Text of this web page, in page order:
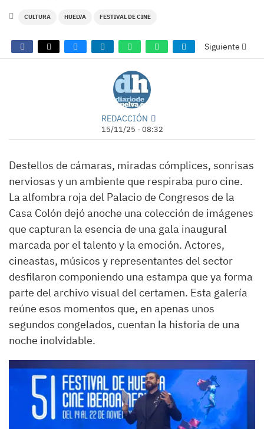
CULTURA HUELVA FESTIVAL DE CINE
Siguiente
REDACCIÓN
15/11/25 - 08:32
Destellos de cámaras, miradas cómplices, sonrisas
nerviosas y un ambiente que respiraba puro cine.
La alfombra roja del Palacio de Congresos de la
Casa Colón dejó anoche una colección de imágenes
que capturan la esencia de una gala inaugural
marcada por el talento y la emoción. Actores,
cineastas, músicos y representantes del sector
desfilaron componiendo una estampa que ya forma
parte del archivo visual del certamen. Esta galería
reúne esos momentos que, en apenas unos
segundos congelados, cuentan la historia de una
noche inolvidable.